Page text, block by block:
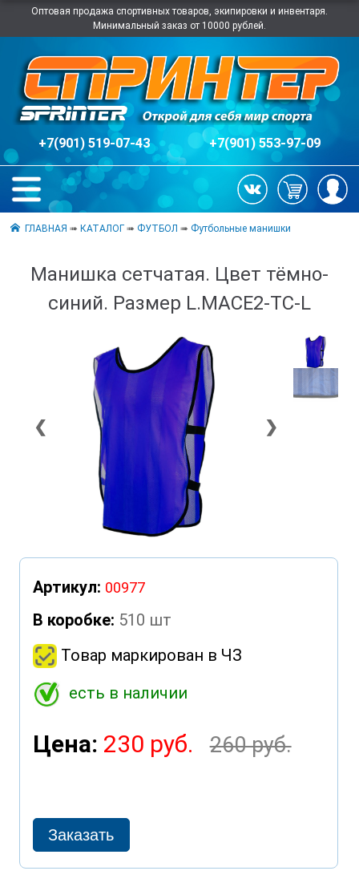
Оптовая продажа спортивных товаров, экипировки и инвентаря.
Минимальный заказ от 10000 рублей.
+7(901) 519-07-43 +7(901) 553-97-09
ГЛАВНАЯ ➠КАТАЛОГ ➠ ФУТБОЛ ➠ Футбольные манишки
Манишка сетчатая. Цвет тёмно-
синий. Размер L.MACE2-ТС-L
❮ ❯
Артикул: 00977
В коробке: 510 шт
Товар маркирован в ЧЗ
есть в наличии
Цена: 230 руб. 260 руб.